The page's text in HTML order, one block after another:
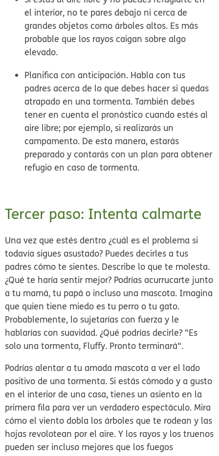
el interior, no te pares debajo ni cerca de
grandes objetos como árboles altos. Es más
probable que los rayos caigan sobre algo
elevado.
Planifica con anticipación. Habla con tus
padres acerca de lo que debes hacer si quedas
atrapado en una tormenta. También debes
tener en cuenta el pronóstico cuando estés al
aire libre; por ejemplo, si realizarás un
campamento. De esta manera, estarás
preparado y contarás con un plan para obtener
refugio en caso de tormenta.
Tercer paso: Intenta calmarte
Una vez que estés dentro ¿cuál es el problema si
todavía sigues asustado? Puedes decirles a tus
padres cómo te sientes. Describe lo que te molesta.
¿Qué te haría sentir mejor? Podrías acurrucarte junto
a tu mamá, tu papá o incluso una mascota. Imagina
que quien tiene miedo es tu perro o tu gato.
Probablemente, lo sujetarías con fuerza y le
hablarías con suavidad. ¿Qué podrías decirle? "Es
solo una tormenta, Fluffy. Pronto terminará".
Podrías alentar a tu amada mascota a ver el lado
positivo de una tormenta. Si estás cómodo y a gusto
en el interior de una casa, tienes un asiento en la
primera fila para ver un verdadero espectáculo. Mira
cómo el viento dobla los árboles que te rodean y las
hojas revolotean por el aire. Y los rayos y los truenos
pueden ser incluso mejores que los fuegos